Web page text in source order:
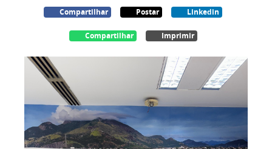
Compartilhar
Postar Linkedin
Compartilhar Imprimir